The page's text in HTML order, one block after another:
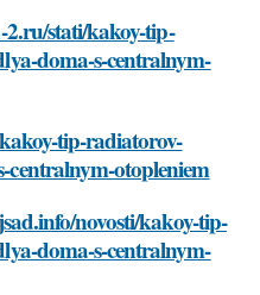
stati/kakoy-tip-
doma-s-centralnym-
tip-radiatorov-
centralnym-otopleniem
novosti/kakoy-tip-
doma-s-centralnym-